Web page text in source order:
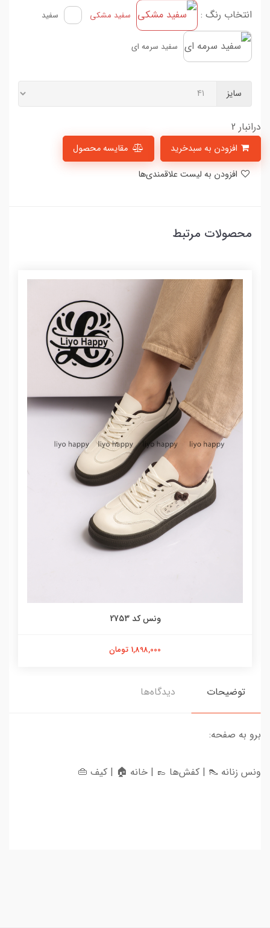
انتخاب رنگ : سفید مشکی سفید
سفید سرمه ای
سایز
درانبار 2
مقایسه محصول
محصولات مرتبط
ونس کد 2753
1,898,000 تومان
توضیحات دیدگاه‌ها
برو به صفحه:
ونس زنانه 👠 | کفش‌ها 👞 | خانه 🏠 | کیف 👜